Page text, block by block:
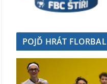
POJĎ HRÁT FLORBAL